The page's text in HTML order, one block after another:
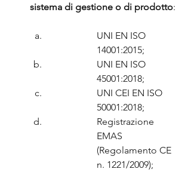
sistema di gestione o di prodotto:
UNI EN ISO
14001:2015;
UNI EN ISO
45001:2018;
UNI CEI EN ISO
50001:2018;
Registrazione
EMAS
(Regolamento CE
n. 1221/2009);